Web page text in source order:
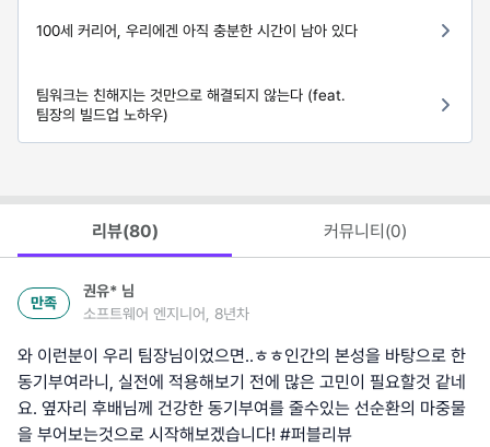
100세 커리어, 우리에겐 아직 충분한 시간이 남아 있다
팀워크는 친해지는 것만으로 해결되지 않는다 (feat.
팀장의 빌드업 노하우)
리뷰(80) 커뮤니티(0)
만족
권유* 님
소프트웨어 엔지니어, 8년차
와 이런분이 우리 팀장님이었으면..ㅎㅎ인간의 본성을 바탕으로 한
동기부여라니, 실전에 적용해보기 전에 많은 고민이 필요할것 같네
요. 옆자리 후배님께 건강한 동기부여를 줄수있는 선순환의 마중물
을 부어보는것으로 시작해보겠습니다! #퍼블리뷰